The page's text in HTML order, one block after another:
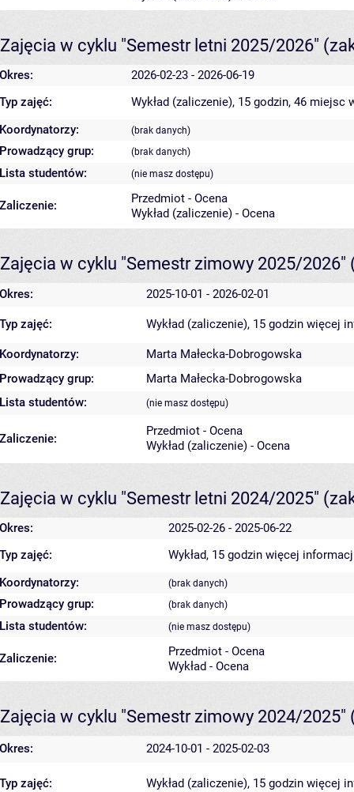
Zajęcia w cyklu "Semestr letni 2025/2026"
Okres:
2026-02-23 - 2026-06-19
Typ zajęć:
Wykład (zaliczenie), 15 godzin, 46 miejsc
Koordynatorzy:
(brak danych)
Prowadzący grup: (brak danych)
Lista studentów: (nie masz dostępu)
Zaliczenie:
Przedmiot - Ocena
Wykład (zaliczenie) - Ocena
Zajęcia w cyklu "Semestr zimowy 2025/2026"
Okres: 2025-10-01 - 2026-02-01
Typ zajęć: Wykład (zaliczenie), 15 godzin więcej
Koordynatorzy:
Marta Małecka-Dobrogowska
Prowadzący grup:
Marta Małecka-Dobrogowska
Lista studentów:
(nie masz dostępu)
Zaliczenie:
Przedmiot - Ocena
Wykład (zaliczenie) - Ocena
Zajęcia w cyklu "Semestr letni 2024/2025"
Okres:
2025-02-26 - 2025-06-22
Typ zajęć:
Wykład, 15 godzin więcej
Koordynatorzy:
(brak danych)
Prowadzący grup: (brak danych)
Lista studentów: (nie masz dostępu)
Zaliczenie:
Przedmiot - Ocena
Wykład - Ocena
Zajęcia w cyklu "Semestr zimowy 2024/2025"
Okres: 2024-10-01 - 2025-02-03
Typ zajęć: Wykład (zaliczenie), 15 godzin więcej